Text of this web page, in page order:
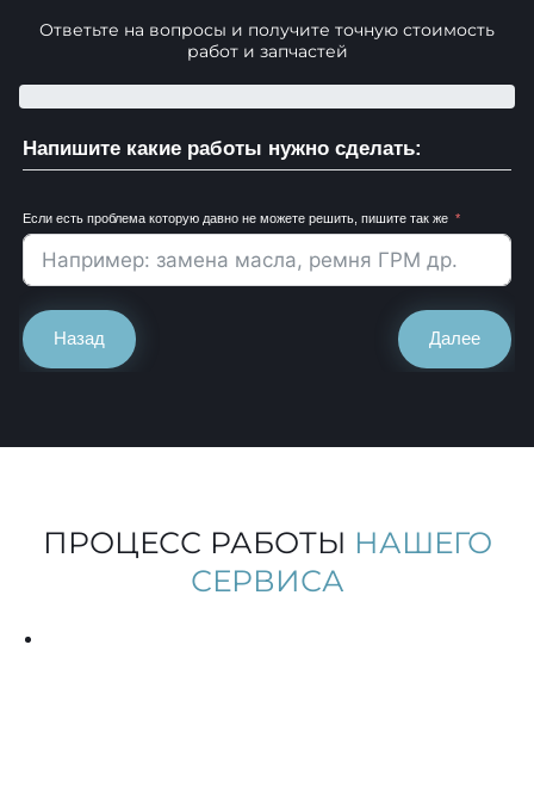
Ответьте на вопросы и получите точную стоимость
работ и запчастей
Напишите какие работы нужно сделать:
Если есть проблема которую давно не можете решить, пишите так же
Назад Далее
ПРОЦЕСС РАБОТЫ НАШЕГО
СЕРВИСА